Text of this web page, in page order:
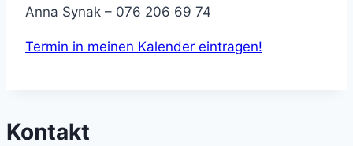
Anna Synak – 076 206 69 74
Termin in meinen Kalender eintragen!
Kontakt